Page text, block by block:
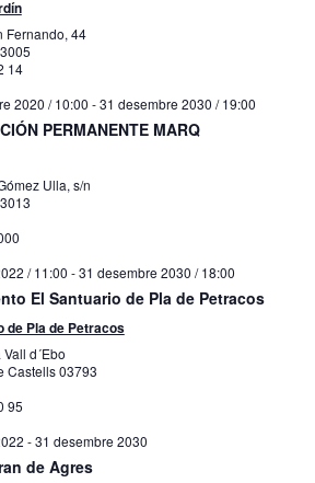
Fernando, 44
14
2020 / 10:00 -31 desembre 2030 / 19:00
PERMANENTE MARQ
Ulla, s/n
/ 11:00 -31 desembre 2030 / 18:00
El Santuario de Pla de Petracos
de Pla de Petracos
d´Ebo
Castells03793
95
-31 desembre 2030
de Agres